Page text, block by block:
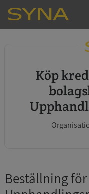
Köp kreditupplysning och
Beställning för